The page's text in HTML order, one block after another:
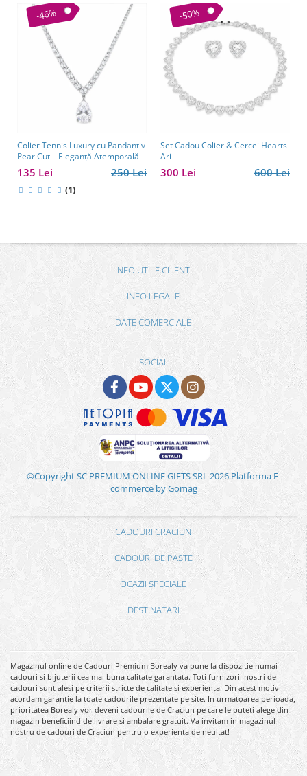
-46%
Colier Tennis Luxury cu Pandantiv
Pear Cut – Eleganță Atemporală
250 Lei
135 Lei
(1)
-50%
Set Cadou Colier & Cercei Hearts
Ari
600 Lei
300 Lei
INFO UTILE CLIENTI
INFO LEGALE
DATE COMERCIALE
SOCIAL
©Copyright SC PREMIUM ONLINE GIFTS SRL 2026 Platforma E-
commerce by Gomag
CADOURI CRACIUN
CADOURI DE PASTE
OCAZII SPECIALE
DESTINATARI
Magazinul online de Cadouri Premium Borealy va pune la dispozitie numai
cadouri si bijuterii cea mai buna calitate garantata. Toti furnizorii nostri de
cadouri sunt alesi pe criterii stricte de calitate si experienta. Din acest motiv
acordam garantie la toate cadourile prezentate pe site. In urmatoarea perioada,
prioritatea Borealy vor deveni cadourile de Craciun pe care le puteti alege din
magazin beneficiind de livrare si ambalare gratuit. Va invitam in magazinul
nostru de cadouri de Craciun pentru o experienta de neuitat!